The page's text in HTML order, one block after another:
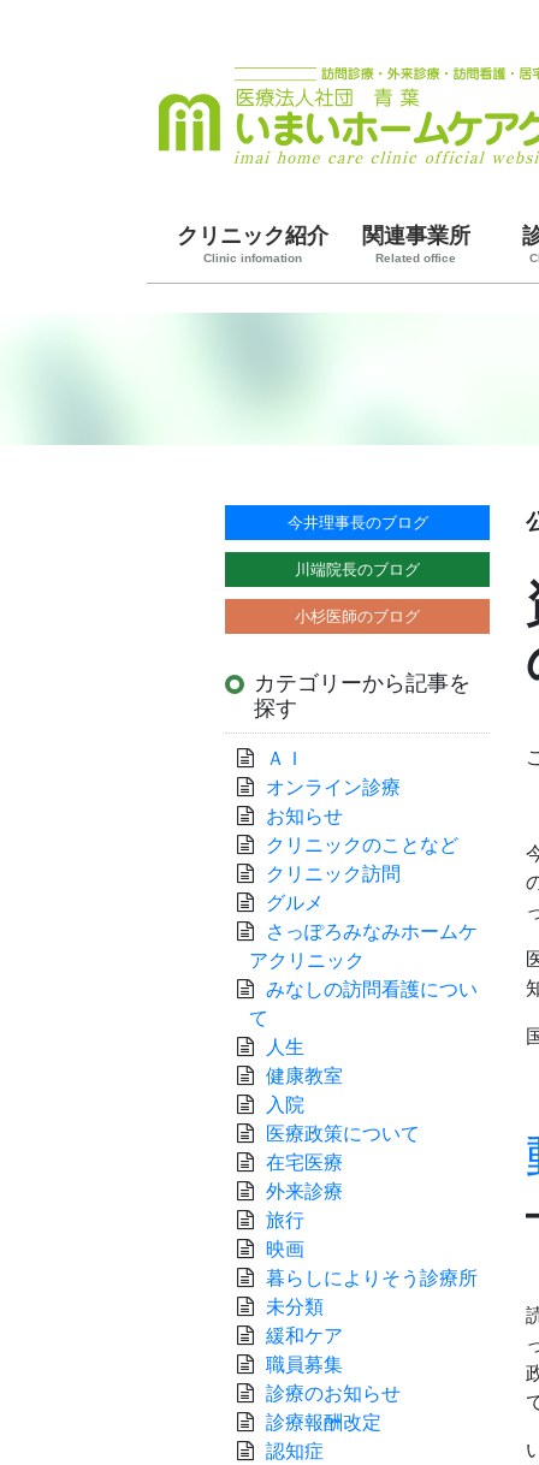
クリニック紹介
Clinic infomation
関連事業所
Related office
今井理事長のブログ
川端院長のブログ
小杉医師のブログ
カテゴリーから記事を
探す
ＡＩ
オンライン診療
お知らせ
クリニックのことなど
クリニック訪問
グルメ
さっぽろみなみホームケ
アクリニック
みなしの訪問看護につい
て
人生
健康教室
入院
医療政策について
在宅医療
外来診療
旅行
映画
暮らしによりそう診療所
未分類
緩和ケア
職員募集
診療のお知らせ
診療報酬改定
認知症